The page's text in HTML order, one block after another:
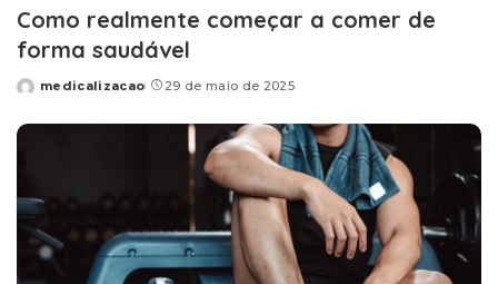
Como realmente começar a comer de
forma saudável
Posted
medicalizacao 29 de maio de 2025